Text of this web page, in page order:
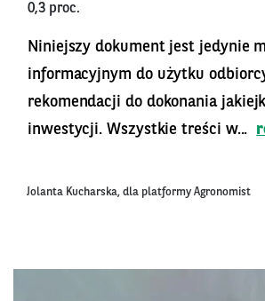
0,3 proc.
Niniejszy dokument jest jedynie
informacyjnym do użytku
rekomendacji do dokonania
inwestycji. Wszystkie treści w...
Jolanta Kucharska, dla platformy Agronomist